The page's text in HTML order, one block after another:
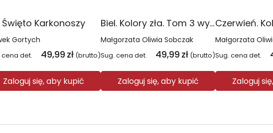
Święto Karkonoszy
Gortych
cena det. 49,99 zł (brutto)
Zaloguj się, aby kupić
Biel. Kolory zła. Tom 3 wyd. 2025
Małgorzata Oliwia Sobczak
Sug. cena det. 49,99 zł (brutto)
Zaloguj się, aby kupić
Małgorzata
Sug. cena det.
Zaloguj